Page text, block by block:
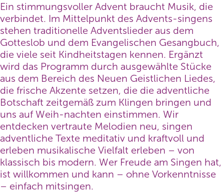
Ein stimmungsvoller Advent braucht Musik, die
verbindet. Im Mittelpunkt des Advents-singens
stehen traditionelle Adventslieder aus dem
Gotteslob und dem Evangelischen Gesangbuch,
die viele seit Kindheitstagen kennen. Ergänzt
wird das Programm durch ausgewählte Stücke
aus dem Bereich des Neuen Geistlichen Liedes,
die frische Akzente setzen, die die adventliche
Botschaft zeitgemäß zum Klingen bringen und
uns auf Weih-nachten einstimmen. Wir
entdecken vertraute Melodien neu, singen
adventliche Texte meditativ und kraftvoll und
erleben musikalische Vielfalt erleben – von
klassisch bis modern. Wer Freude am Singen hat,
ist willkommen und kann – ohne Vorkenntnisse
– einfach mitsingen.